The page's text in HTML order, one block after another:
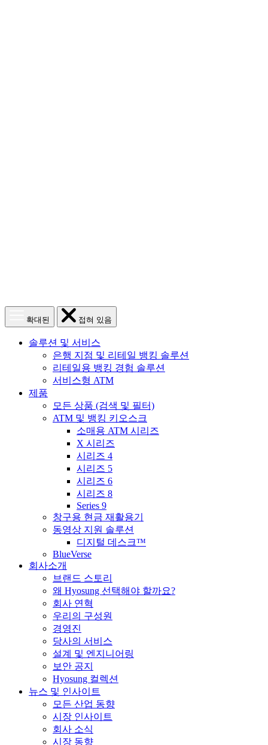
확대된
메
뉴
기
접혀 있음
솔루션 및 서비스
은행 지점 및 리테일 뱅킹 솔루션
리테일용 뱅킹 경험 솔루션
서비스형 ATM
제품
모든 상품 (검색 및 필터)
ATM 및 뱅킹 키오스크
소매용 ATM 시리즈
X 시리즈
시리즈 4
시리즈 5
시리즈 6
시리즈 8
Series 9
창구용 현금 재활용기
동영상 지원 솔루션
디지털 데스크™
BlueVerse
회사소개
브랜드 스토리
왜 Hyosung 선택해야 할까요?
회사 연혁
우리의 구성원
경영진
당사의 서비스
설계 및 엔지니어링
보안 공지
Hyosung 컬렉션
뉴스 및 인사이트
모든 산업 동향
시장 인사이트
회사 소식
시장 동향